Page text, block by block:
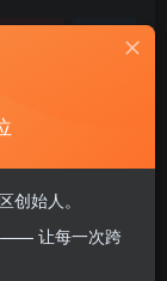
牌产品–
效是延长男
始人。
—— 让每一次跨